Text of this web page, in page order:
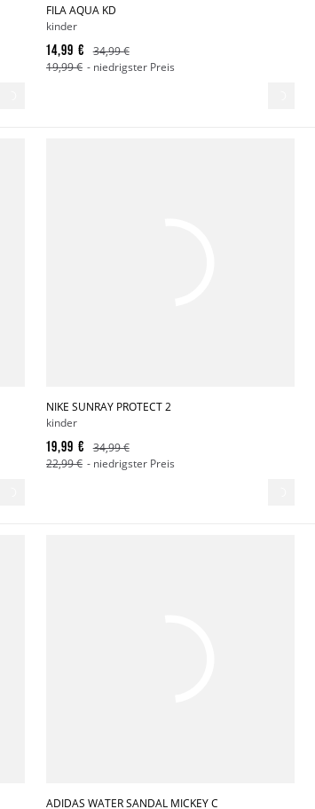
FILA AQUA KD
kinder
14,99 €
34,99 €
19,99 € - niedrigster Preis
NIKE SUNRAY PROTECT 2
kinder
19,99 €
34,99 €
22,99 € - niedrigster Preis
ADIDAS WATER SANDAL MICKEY C